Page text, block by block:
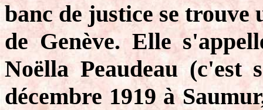
banc de justice se trouve
de Genève. Elle
Noëlla Peaudeau
décembre 1919 à